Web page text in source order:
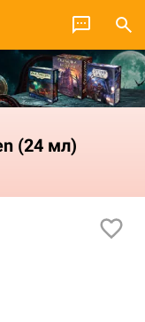
(24 мл)